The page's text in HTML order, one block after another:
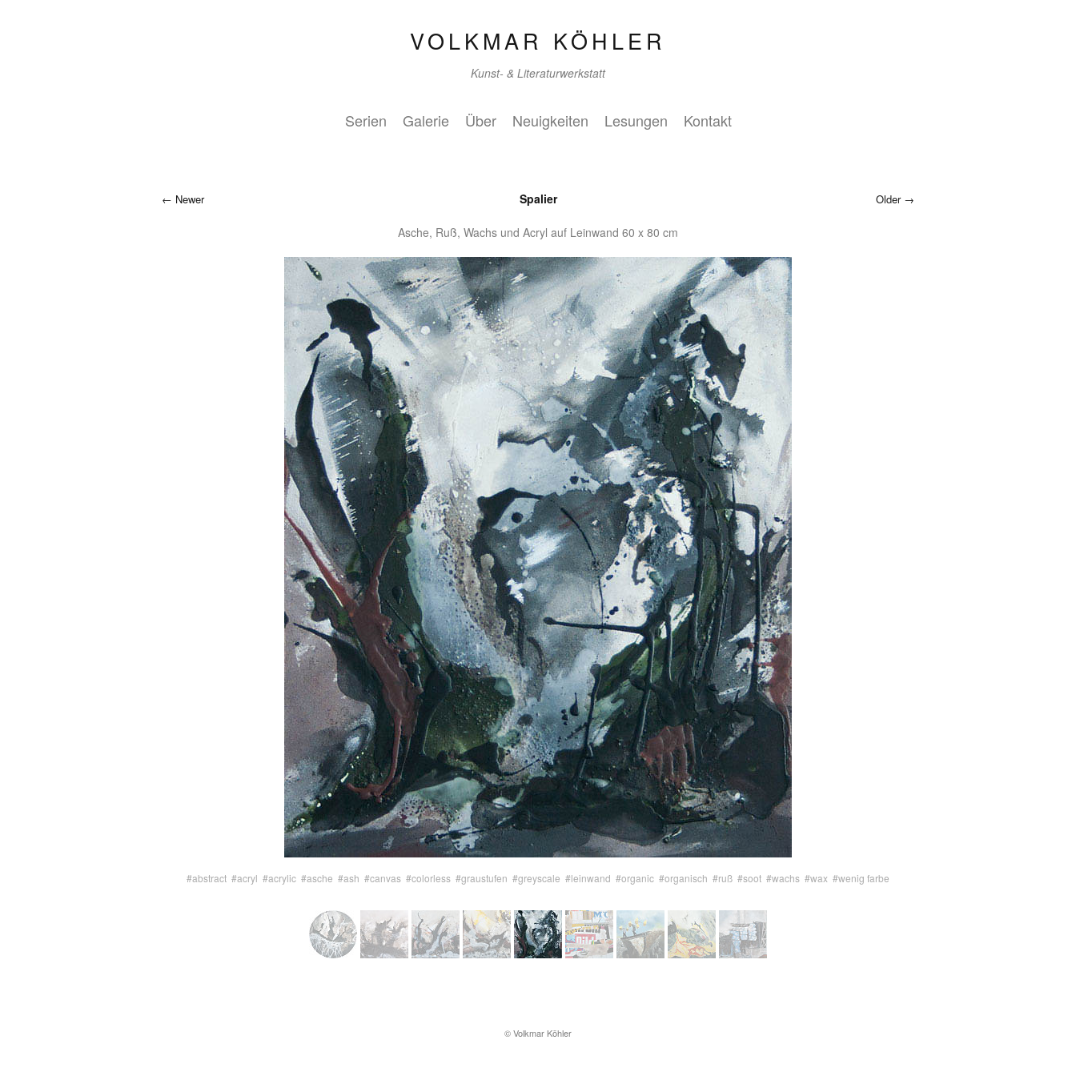
VOLKMAR KÖHLER
Kunst- & Literaturwerkstatt
Serien Galerie Über Neuigkeiten Lesungen Kontakt
Newer Spalier
Asche, Ruß, Wachs und Acryl auf Leinwand 60 x 80 cm
Older
#abstract #acryl #acrylic #asche #ash #canvas #colorless #graustufen #greyscale #leinwand #organic #organisch #ruß #soot #wachs #wax #wenig farbe
© Volkmar Köhler